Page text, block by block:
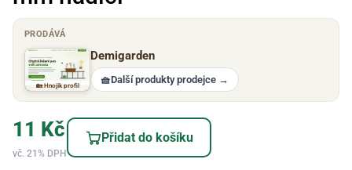
PRODÁVÁ
🏡 Hnojík profil
Demigarden
🧺Další produkty prodejce →
11 Kč
vč. 21% DPH
Přidat do košíku